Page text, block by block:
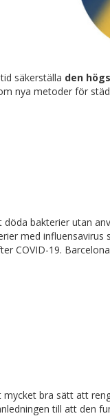
säkerställa den
nya metoder för
bakterier utan
med
COVID-19.
bra sätt att
till att den